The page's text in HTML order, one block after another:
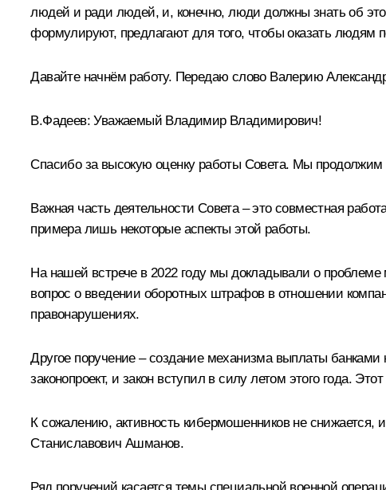
людей и ради людей, и, конечно, люди должны знать об
формулируют, предлагают для того, чтобы оказать людям
Давайте начнём работу. Передаю слово Валерию
В.Фадеев: Уважаемый Владимир Владимирович!
Спасибо за высокую оценку работы Совета. Мы продолжим
Важная часть деятельности Совета – это совместная
примера лишь некоторые аспекты этой работы.
На нашей встрече в 2022 году мы докладывали о
вопрос о введении оборотных штрафов в отношении
правонарушениях.
Другое поручение – создание механизма выплаты
законопроект, и закон вступил в силу летом этого года.
К сожалению, активность кибермошенников не снижается,
Станиславович Ашманов.
Ряд поручений касается темы специальной военной